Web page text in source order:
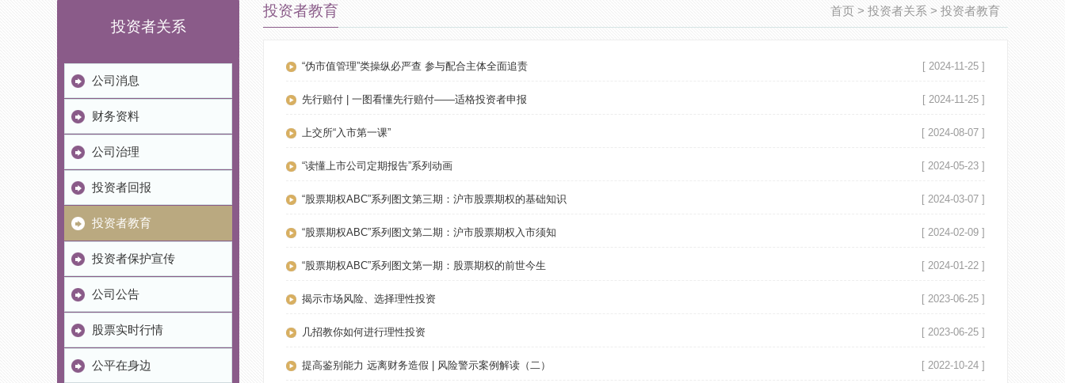
投资者关系
公司消息
财务资料
公司治理
投资者回报
投资者教育
投资者保护宣传
公司公告
股票实时行情
公平在身边
投资者教育 首页 > 投资者关系 > 投资者教育
“伪市值管理”类操纵必严查 参与配合主体全面追责 [ 2024-11-25 ]
先行赔付 | 一图看懂先行赔付——适格投资者申报 [ 2024-11-25 ]
上交所“入市第一课” [ 2024-08-07 ]
“读懂上市公司定期报告”系列动画 [ 2024-05-23 ]
“股票期权ABC”系列图文第三期：沪市股票期权的基础知识 [ 2024-03-07 ]
“股票期权ABC”系列图文第二期：沪市股票期权入市须知 [ 2024-02-09 ]
“股票期权ABC”系列图文第一期：股票期权的前世今生 [ 2024-01-22 ]
揭示市场风险、选择理性投资 [ 2023-06-25 ]
几招教你如何进行理性投资 [ 2023-06-25 ]
提高鉴别能力 远离财务造假 | 风险警示案例解读（二） [ 2022-10-24 ]